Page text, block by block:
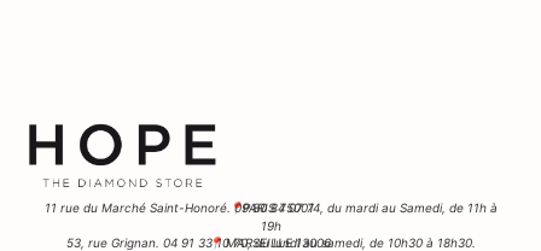
📍PARIS 75001
11 rue du Marché Saint-Honoré. 09 80 84 07 74, du mardi au Samedi, de 11h à
19h
📍 MARSEILLE 13006
53, rue Grignan. 04 91 33 10 70, du lundi au samedi, de 10h30 à 18h30.